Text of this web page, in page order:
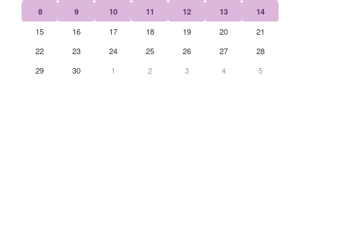
8
9 10 11 12 13
14
15
16 17 18 19 20
21
22
23 24 25 26 27
28
29
30 1 2 3 4 5